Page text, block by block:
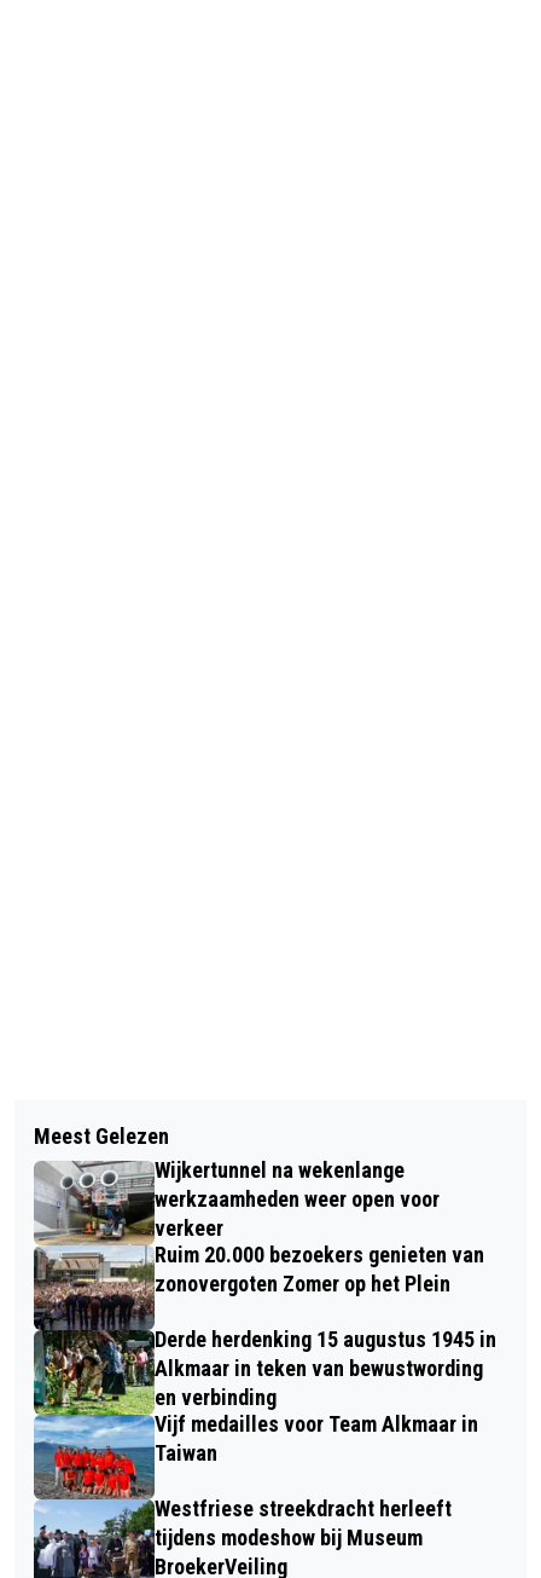
GROTE KERK VEREEUWIGT REGIONALE
REGENBOOGGEMEENSCHAP IN HET
GROTE RAAM
KERSTVAKANTIE OP DE MEENT:
ALKMAARS IJSPLEIN BRENGT
FAMILIES SAMEN
Meest Gelezen
Wijkertunnel na wekenlange
werkzaamheden weer open voor
verkeer
Ruim 20.000 bezoekers genieten van
zonovergoten Zomer op het Plein
Derde herdenking 15 augustus 1945 in
Alkmaar in teken van bewustwording
en verbinding
Vijf medailles voor Team Alkmaar in
Taiwan
Westfriese streekdracht herleeft
tijdens modeshow bij Museum
BroekerVeiling